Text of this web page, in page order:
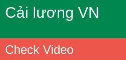
Cải lương VN
Check Video